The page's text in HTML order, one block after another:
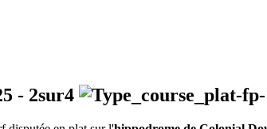
- 2sur4